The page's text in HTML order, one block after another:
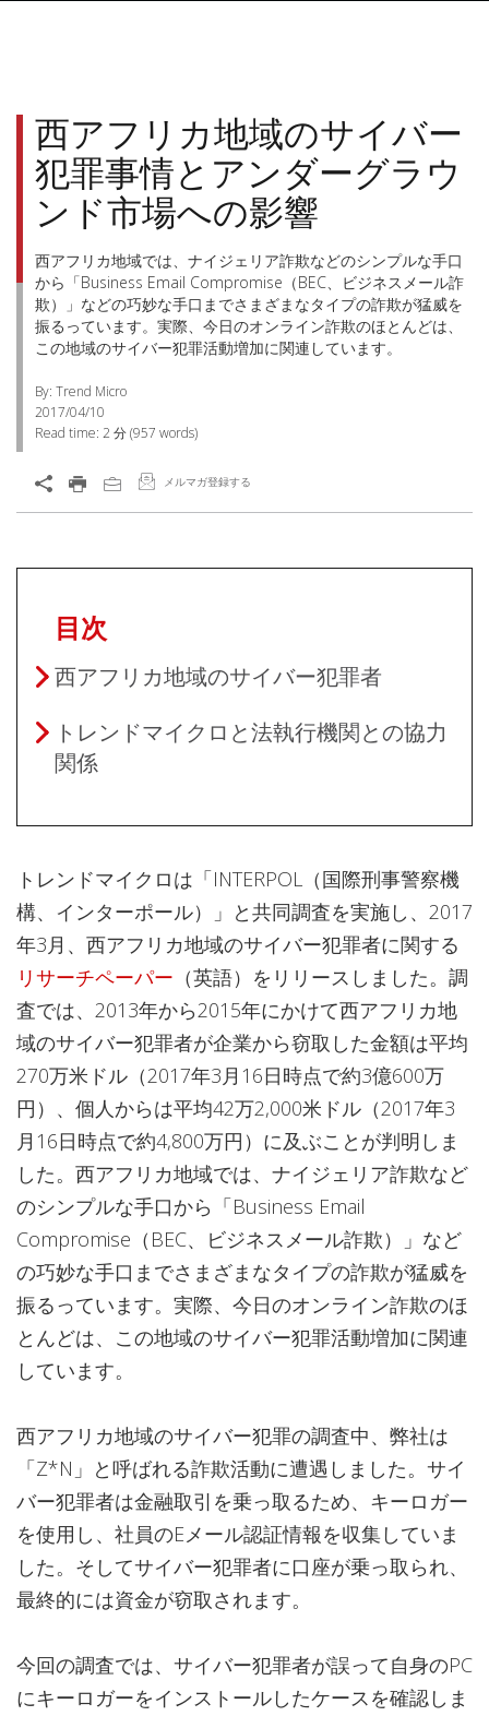
西アフリカ地域のサイバー
犯罪事情とアンダーグラウ
ンド市場への影響
西アフリカ地域では、ナイジェリア詐欺などのシンプルな手口
から「Business Email Compromise（BEC、ビジネスメール詐
欺）」などの巧妙な手口までさまざまなタイプの詐欺が猛威を
振るっています。実際、今日のオンライン詐欺のほとんどは、
この地域のサイバー犯罪活動増加に関連しています。
By: Trend Micro
2017/04/10
Read time: 2 分(957 words)
メルマガ登録する
目次
西アフリカ地域のサイバー犯罪者
トレンドマイクロと法執行機関との協力
関係
トレンドマイクロは「INTERPOL（国際刑事警察機
構、インターポール）」と共同調査を実施し、2017
年3月、西アフリカ地域のサイバー犯罪者に関する
リサーチペーパー （英語）をリリースしました。調
査では、2013年から2015年にかけて西アフリカ地
域のサイバー犯罪者が企業から窃取した金額は平均
270万米ドル（2017年3月16日時点で約3億600万
円）、個人からは平均42万2,000米ドル（2017年3
月16日時点で約4,800万円）に及ぶことが判明しま
した。西アフリカ地域では、ナイジェリア詐欺など
のシンプルな手口から「Business Email
Compromise（BEC、ビジネスメール詐欺）」など
の巧妙な手口までさまざまなタイプの詐欺が猛威を
振るっています。実際、今日のオンライン詐欺のほ
とんどは、この地域のサイバー犯罪活動増加に関連
しています。
西アフリカ地域のサイバー犯罪の調査中、弊社は
「Z*N」と呼ばれる詐欺活動に遭遇しました。サイ
バー犯罪者は金融取引を乗っ取るため、キーロガー
を使用し、社員のEメール認証情報を収集していま
した。そしてサイバー犯罪者に口座が乗っ取られ、
最終的には資金が窃取されます。
今回の調査では、サイバー犯罪者が誤って自身のPC
にキーロガーをインストールしたケースを確認しま